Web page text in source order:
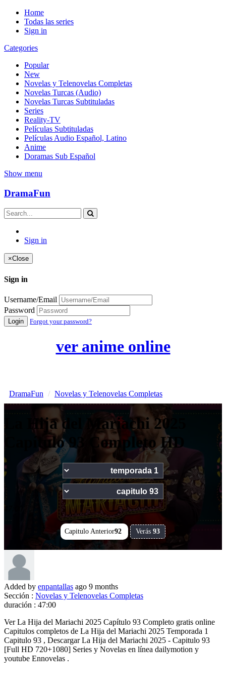
Home
Todas las series
Sign in
Categories
Popular
New
Novelas y Telenovelas Completas
Novelas Turcas (Audio)
Novelas Turcas Subtituladas
Series
Reality-TV
Películas Subtituladas
Películas Audio Español, Latino
Anime
Doramas Sub Español
Show menu
DramaFun
Sign in
×Close
Sign in
Username/Email
Password
Login Forgot your password?
ver anime online
DramaFun Novelas y Telenovelas Completas
La Hija del Mariachi 2025
Capítulo 93 Completo HD
47:00
Capitulo Anterior92 Verás 93
Added by enpantallas ago 9 months
Sección : Novelas y Telenovelas Completas
duración : 47:00
Ver La Hija del Mariachi 2025 Capítulo 93 Completo gratis online
Capitulos completos de La Hija del Mariachi 2025 Temporada 1
Capitulo 93 , Descargar La Hija del Mariachi 2025 - Capitulo 93
[Full HD 720+1080] Series y Novelas en línea dailymotion y
youtube Ennovelas .